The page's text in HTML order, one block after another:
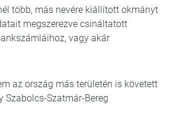
több, más nevére kiállított okmányt
megszerezve csináltatott
vagy akár
az ország más területén is követett
Szabolcs-Szatmár-Bereg